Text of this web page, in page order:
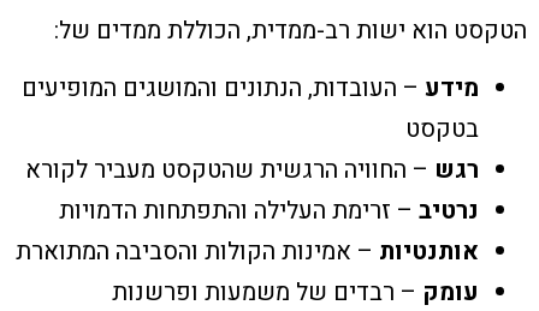
הטקסט הוא ישות רב-ממדית, הכוללת ממדים של:
מידע – העובדות, הנתונים והמושגים המופיעים
בטקסט
רגש – החוויה הרגשית שהטקסט מעביר לקורא
נרטיב – זרימת העלילה והתפתחות הדמויות
אותנטיות – אמינות הקולות והסביבה המתוארת
עומק – רבדים של משמעות ופרשנות